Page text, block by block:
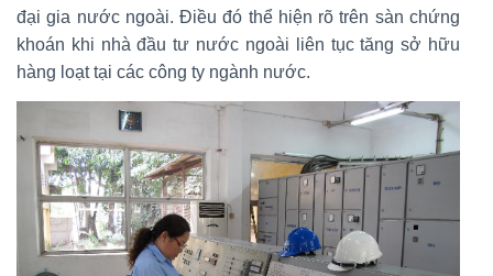
đại gia nước ngoài. Điều đó thể hiện rõ trên sàn chứng
khoán khi nhà đầu tư nước ngoài liên tục tăng sở hữu
hàng loạt tại các công ty ngành nước.